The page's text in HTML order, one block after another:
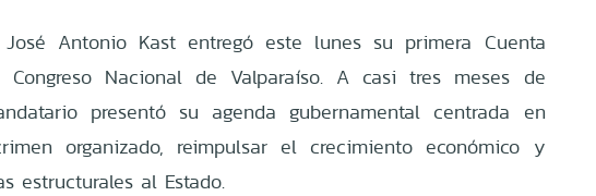
Antonio Kast entregó este lunes su primera Cuenta
Nacional de Valparaíso. A casi tres meses de
presentó su agenda gubernamental centrada en
organizado, reimpulsar el crecimiento económico y
estructurales al Estado.